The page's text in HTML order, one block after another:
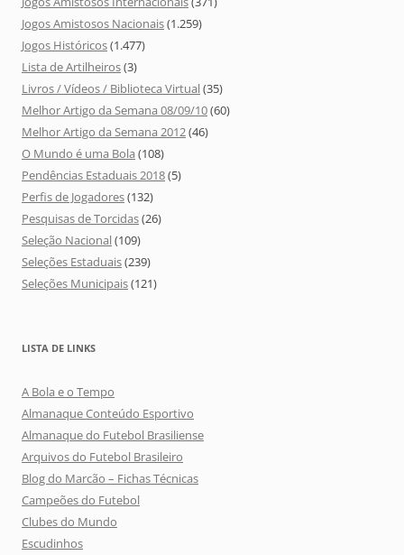
Jogos Amistosos Nacionais(1.259)
Jogos Históricos(1.477)
Lista de Artilheiros(3)
Livros / Vídeos / Biblioteca Virtual(35)
Melhor Artigo da Semana 08/09/10(60)
Melhor Artigo da Semana 2012(46)
O Mundo é uma Bola (108)
Pendências Estaduais 2018(5)
Perfis de Jogadores(132)
Pesquisas de Torcidas(26)
Seleção Nacional(109)
Seleções Estaduais(239)
Seleções Municipais(121)
LISTA DE LINKS
A Bola e o Tempo
Almanaque Conteúdo Esportivo
Almanaque do Futebol Brasiliense
Arquivos do Futebol Brasileiro
Blog do Marcão – Fichas Técnicas
Campeões do Futebol
Clubes do Mundo
Escudinhos